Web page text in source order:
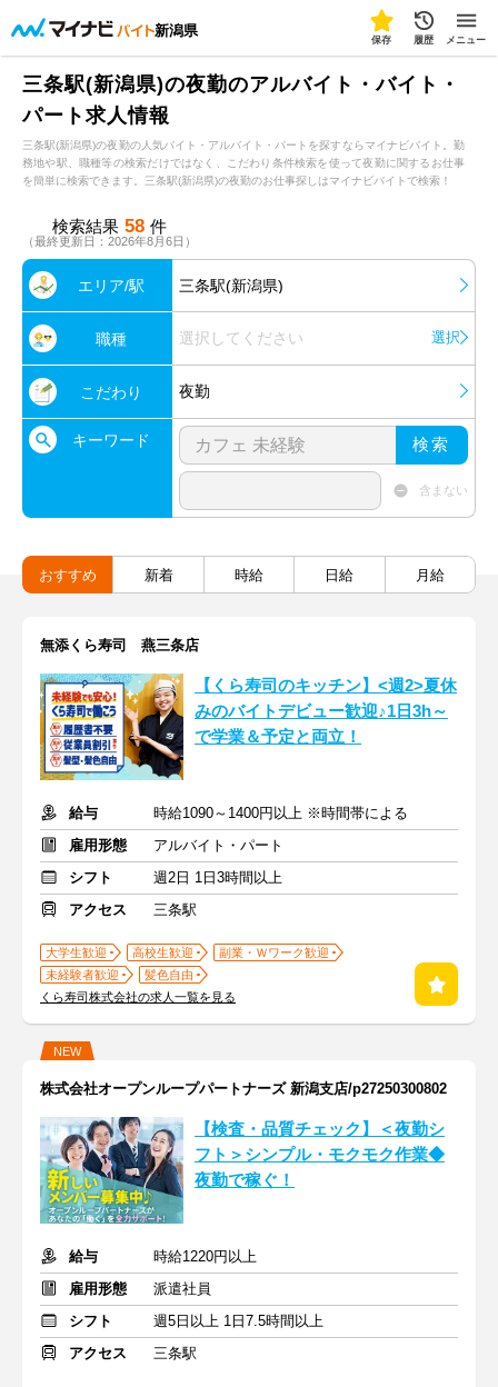
新潟県
保存 履歴 メニュー
三条駅(新潟県)の夜勤のアルバイト・バイト・
パート求人情報
三条駅(新潟県)の夜勤の人気バイト・アルバイト・パートを探すならマイナビバイト。勤
務地や駅、職種等の検索だけではなく、こだわり条件検索を使って夜勤に関するお仕事
を簡単に検索できます。三条駅(新潟県)の夜勤のお仕事探しはマイナビバイトで検索！
検索結果 58 件
（最終更新日：2026年8月6日）
エリア/駅 三条駅(新潟県)
職種 選択してください 選択
こだわり 夜勤
キーワード 検索
含まない
おすすめ 新着 時給 日給 月給
無添くら寿司 燕三条店
【くら寿司のキッチン】<週2>夏休
みのバイトデビュー歓迎♪1日3h～
で学業＆予定と両立！
給与
時給1090～1400円以上 ※時間帯による
雇用形態
アルバイト・パート
シフト
週2日 1日3時間以上
アクセス
三条駅
大学生歓迎 高校生歓迎
副業・Ｗワーク歓迎
未経験者歓迎
髪色自由
くら寿司株式会社の求人一覧を見る
NEW
株式会社オープンループパートナーズ 新潟支店/p27250300802
【検査・品質チェック】＜夜勤シ
フト＞シンプル・モクモク作業◆
夜勤で稼ぐ！
給与
時給1220円以上
雇用形態
派遣社員
シフト
週5日以上 1日7.5時間以上
アクセス
三条駅